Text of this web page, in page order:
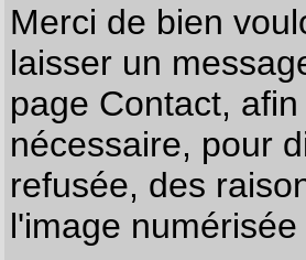
Merci de bien
laisser un
page Contact,
nécessaire, pour
refusée, des
l'image